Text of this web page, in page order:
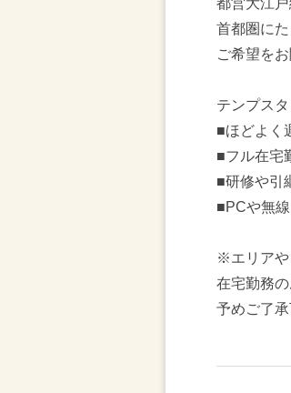
都営大江
首都圏に
ご希望を
テンプス
■ほどよく
■フル在宅
■研修や引
■PCや無
※エリアや
在宅勤務
予めご了承